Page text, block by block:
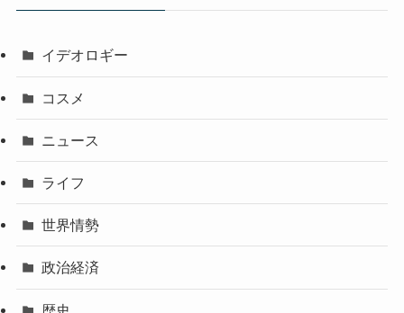
イデオロギー
コスメ
ニュース
ライフ
世界情勢
政治経済